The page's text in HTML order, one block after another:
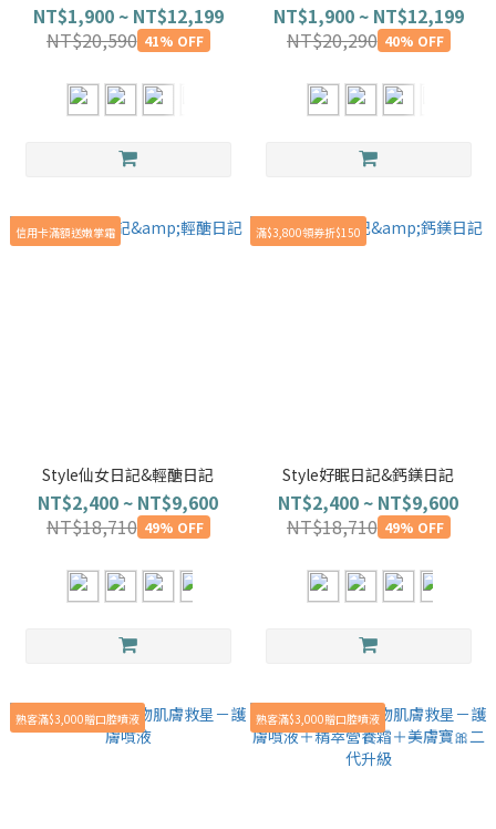
NT$1,900 ~ NT$12,199
NT$20,590 41% OFF
NT$1,900 ~ NT$12,199
NT$20,290 40% OFF
信用卡滿額送嫩掌霜
Style仙女日記&輕醣日記
NT$2,400 ~ NT$9,600
NT$18,710 49% OFF
滿$3,800領券折$150
Style好眠日記&鈣鎂日記
NT$2,400 ~ NT$9,600
NT$18,710 49% OFF
熟客滿$3,000贈口腔噴液 熟客滿$3,000贈口腔噴液